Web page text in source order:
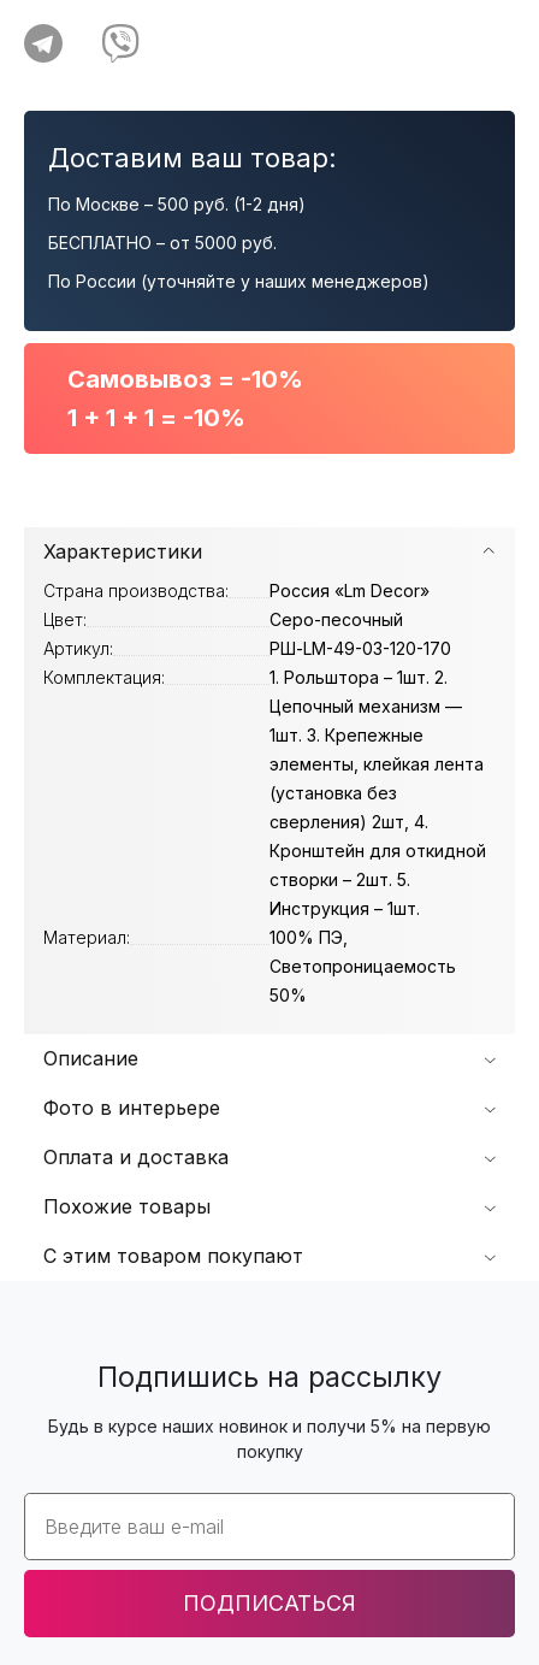
Доставим ваш товар:
По Москве – 500 руб. (1-2 дня)
БЕСПЛАТНО – от 5000 руб.
По России (уточняйте у наших менеджеров)
Самовывоз = -10%
1 + 1 + 1 = -10%
С этим товаром покупают
Характеристики
Страна производства:
Россия «Lm Decor»
Цвет:
Серо-песочный
Артикул:
РШ-LM-49-03-120-170
Комплектация:
1. Рольштора – 1шт. 2.
Цепочный механизм —
1шт. 3. Крепежные
элементы, клейкая лента
(установка без
сверления) 2шт, 4.
Кронштейн для откидной
створки – 2шт. 5.
Инструкция – 1шт.
Материал:
100% ПЭ,
Светопроницаемость
50%
Описание
Фото в интерьере
Оплата и доставка
Похожие товары
Подпишись на рассылку
Будь в курсе наших новинок и получи 5% на первую
покупку
Email
ПОДПИСАТЬСЯ